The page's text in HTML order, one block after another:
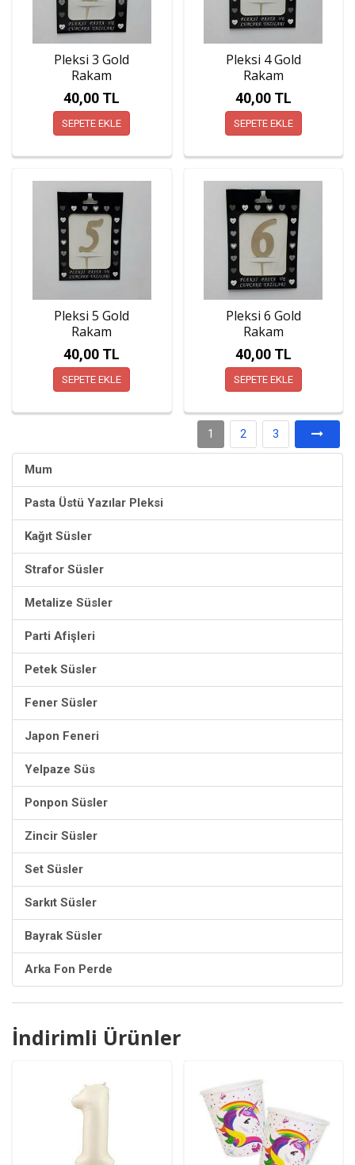
Pleksi 3 Gold
Rakam
40,00 TL
SEPETE EKLE
Pleksi 4 Gold
Rakam
40,00 TL
SEPETE EKLE
Pleksi 5 Gold
Rakam
40,00 TL
SEPETE EKLE
Pleksi 6 Gold
Rakam
40,00 TL
SEPETE EKLE
1 2 3
Mum
Pasta Üstü Yazılar Pleksi
Kağıt Süsler
Strafor Süsler
Metalize Süsler
Parti Afişleri
Petek Süsler
Fener Süsler
Japon Feneri
Yelpaze Süs
Ponpon Süsler
Zincir Süsler
Set Süsler
Sarkıt Süsler
Bayrak Süsler
Arka Fon Perde
İndirimli Ürünler